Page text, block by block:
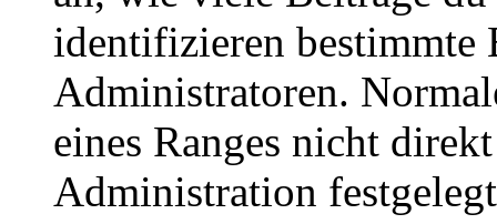
identifizieren bestimmte
Administratoren.
eines Ranges nicht
Administration